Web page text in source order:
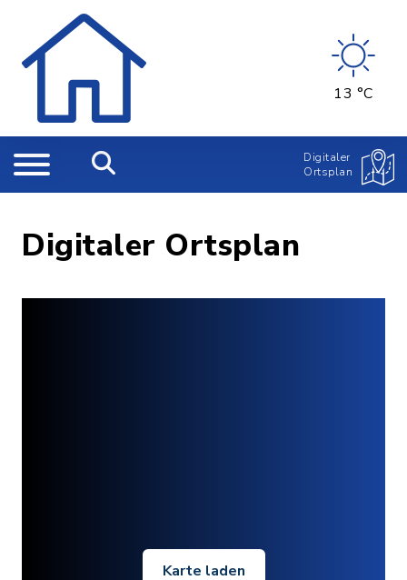
13 °C
Digitaler
Ortsplan
Digitaler Ortsplan
Karte laden